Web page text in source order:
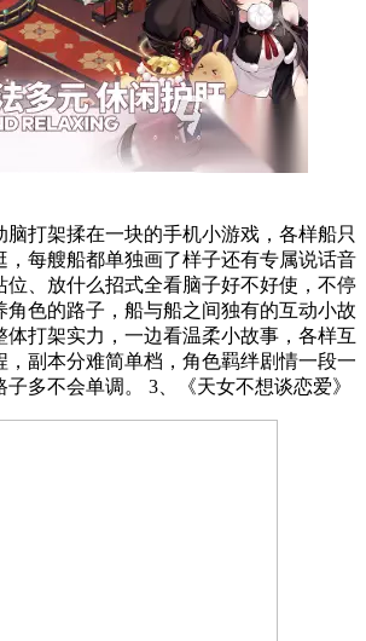
脑打架揉在一块的手机小游戏，各样船只
，每艘船都单独画了样子还有专属说话音
位、放什么招式全看脑子好不好使，不停
角色的路子，船与船之间独有的互动小故
体打架实力，一边看温柔小故事，各样互
，副本分难简单档，角色羁绊剧情一段一
段慢慢解锁，养成路子多不会单调。 3、《天女不想谈恋爱》